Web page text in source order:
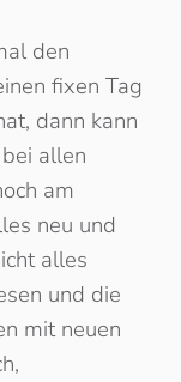
den
fixen Tag
dann kann
allen
am
neu und
alles
und die
mit neuen